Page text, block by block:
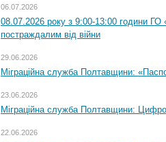
06.07.2026
08.07.2026 року з 9:00-13:00 години ГО
постраждалим від війни
29.06.2026
Міграційна служба Полтавщини:
23.06.2026
Міграційна служба Полтавщини:
22.06.2026